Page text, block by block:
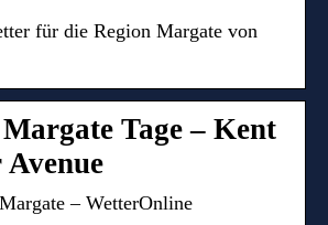
für die Region Margate von
Tage – Kent
– WetterOnline